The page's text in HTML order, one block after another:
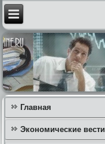
Главная
Экономические вести